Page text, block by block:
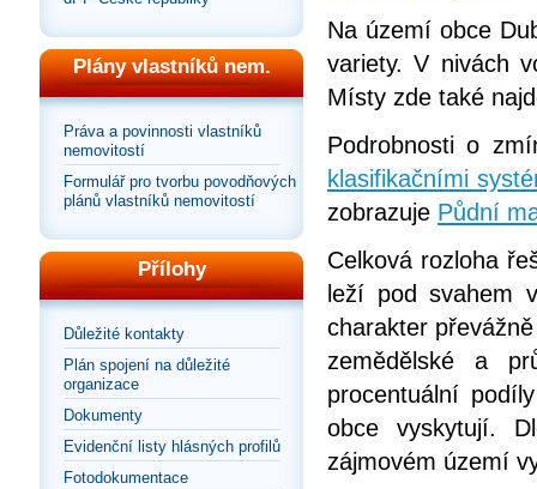
Plány vlastníků nem.
Práva a povinnosti vlastníků
nemovitostí
Formulář pro tvorbu povodňových
plánů vlastníků nemovitostí
Přílohy
Důležité kontakty
Plán spojení na důležité
organizace
Dokumenty
Evidenční listy hlásných profilů
Fotodokumentace
Na území obce
variety. V nivách
Místy zde také
Podrobnosti o
klasifikačními
zobrazuje Půdní
Celková rozloha
leží pod svahem
charakter
zemědělské a
procentuální
obce vyskytují.
zájmovém území